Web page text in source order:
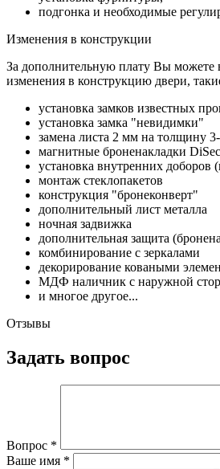
подгонка и необходимые
Изменения в конструкции
За дополнительную плату Вы можете
изменения в конструкцию двери,
установка замков известных
установка замка "невидимки"
замена листа 2 мм на толщину
магнитные броненакладки DiSec
установка внутренних доборов
монтаж стеклопакетов
конструкция "бронеконверт"
дополнительный лист металла
ночная задвижка
дополнительная защита
комбинирование с зеркалами
декорирование коваными
МДФ наличник с наружной
и многое другое...
Отзывы
Задать вопрос
Вопрос *
Ваше имя *